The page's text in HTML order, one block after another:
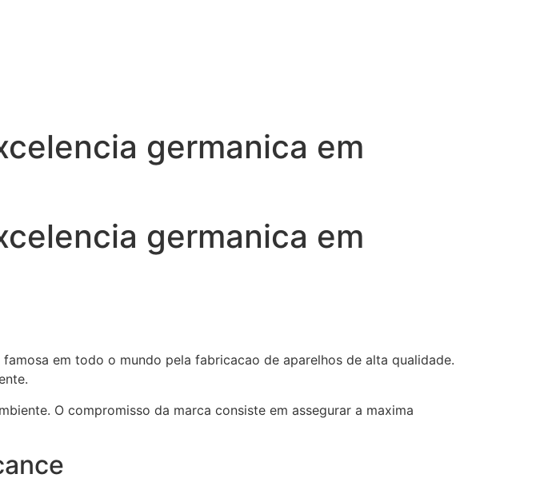
germanica em
germanica em
em todo o mundo pela fabricacao de aparelhos de alta qualidade.
O compromisso da marca consiste em assegurar a maxima